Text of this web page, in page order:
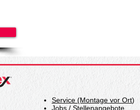
Service (Montage vor Ort)
Jobs / Stellenangebote